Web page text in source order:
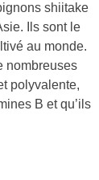
shiitake
Ils sont le
au monde.
nombreuses
polyvalente,
B et qu’ils